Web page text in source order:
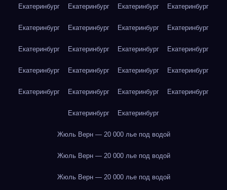
Екатеринбург Екатеринбург Екатеринбург Екатеринбург
Екатеринбург Екатеринбург Екатеринбург Екатеринбург
Екатеринбург Екатеринбург Екатеринбург Екатеринбург
Екатеринбург Екатеринбург Екатеринбург Екатеринбург
Екатеринбург Екатеринбург Екатеринбург Екатеринбург
Екатеринбург Екатеринбург
Жюль Верн — 20 000 лье под водой
Жюль Верн — 20 000 лье под водой
Жюль Верн — 20 000 лье под водой